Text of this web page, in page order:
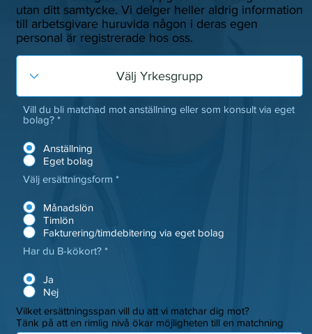
utan ditt samtycke. Vi delger heller aldrig information
till arbetsgivare huruvida någon i deras egen
personal är registrerade hos oss.
Välj ersättningsform *
Månadslön
Timlön
Fakturering/timdebitering via eget bolag
Vilket ersättningsspan vill du att vi matchar dig mot?
Tänk på att en rimlig nivå ökar möjligheten till en matchning
Vill du bli matchad mot anställning eller som konsult via eget
bolag? *
Anställning
Eget bolag
Har du B-kökort? *
Ja
Nej